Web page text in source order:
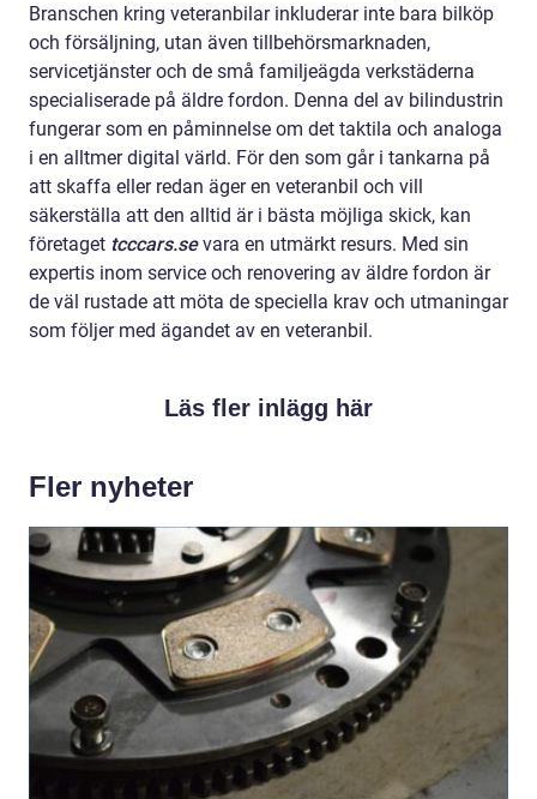
Branschen kring veteranbilar inkluderar inte bara bilköp
och försäljning, utan även tillbehörsmarknaden,
servicetjänster och de små familjeägda verkstäderna
specialiserade på äldre fordon. Denna del av bilindustrin
fungerar som en påminnelse om det taktila och analoga
i en alltmer digital värld. För den som går i tankarna på
att skaffa eller redan äger en veteranbil och vill
säkerställa att den alltid är i bästa möjliga skick, kan
företaget tcccars.sevara en utmärkt resurs. Med sin
expertis inom service och renovering av äldre fordon är
de väl rustade att möta de speciella krav och utmaningar
som följer med ägandet av en veteranbil.
Läs fler inlägg här
Fler nyheter